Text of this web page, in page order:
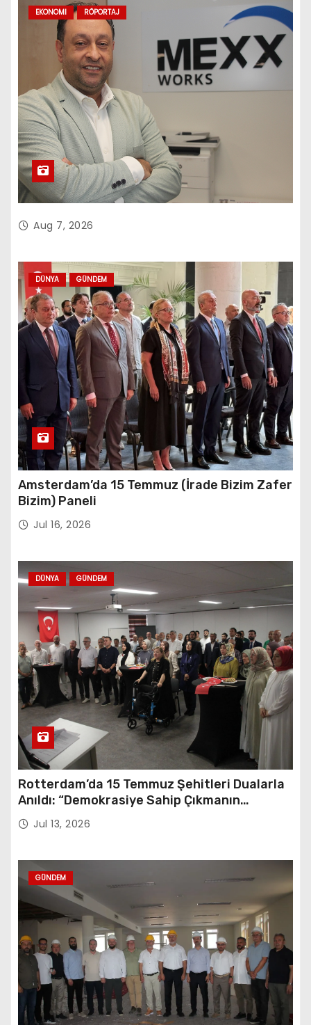
EKONOMI RÖPORTAJ
Aug 7, 2026
DÜNYA GÜNDEM
Amsterdam’da 15 Temmuz (İrade Bizim Zafer
Bizim) Paneli
Jul 16, 2026
DÜNYA GÜNDEM
Rotterdam’da 15 Temmuz Şehitleri Dualarla
Anıldı: “Demokrasiye Sahip Çıkmanın
Sembolü”
Jul 13, 2026
GÜNDEM